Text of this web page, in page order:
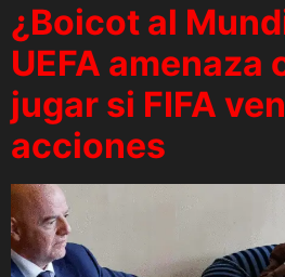
¿Boicot al
UEFA amenaza
jugar si FIFA
acciones